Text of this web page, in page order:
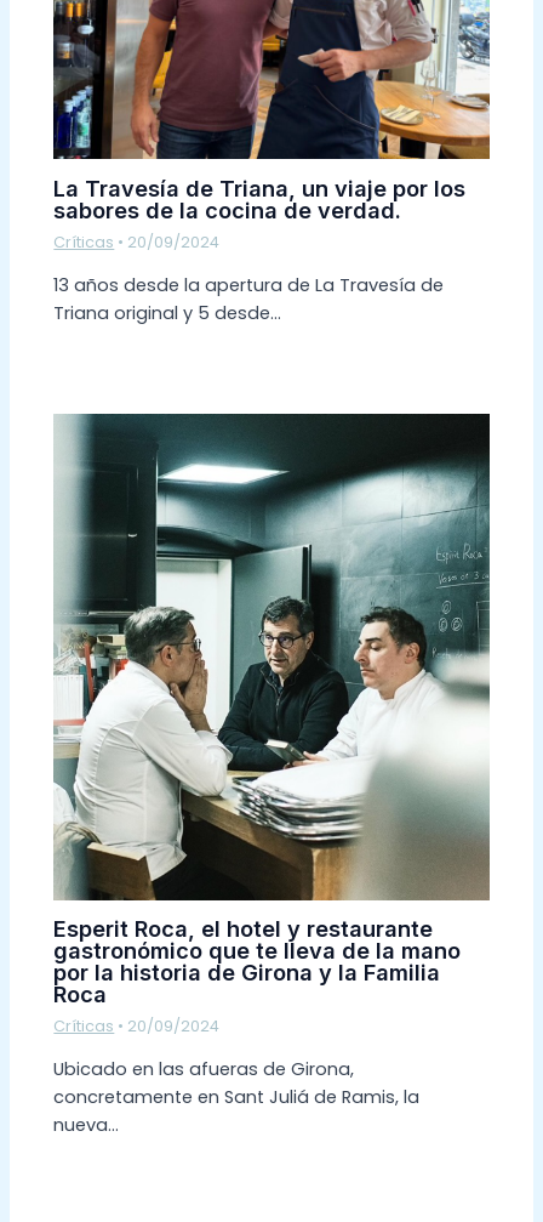
La Travesía de Triana, un viaje por los
sabores de la cocina de verdad.
Críticas • 20/09/2024
13 años desde la apertura de La Travesía de
Triana original y 5 desde…
Esperit Roca, el hotel y restaurante
gastronómico que te lleva de la mano
por la historia de Girona y la Familia
Roca
Críticas • 20/09/2024
Ubicado en las afueras de Girona,
concretamente en Sant Juliá de Ramis, la
nueva…